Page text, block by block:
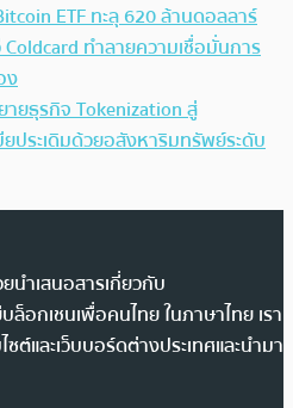
ETF ทะลุ 620 ล้านดอลลาร์
ทำลายความเชื่อมั่นการ
ง
ายธุรกิจ Tokenization สู่
ยประเดิมด้วยอสังหาริมทรัพย์ระดับ
นำเสนอสารเกี่ยวกับ
ล็อกเชนเพื่อคนไทย ในภาษาไทย เรา
และเว็บบอร์ดต่างประเทศและนำมา